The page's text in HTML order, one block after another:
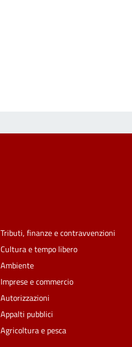
Tributi, finanze e contravvenzioni
Cultura e tempo libero
Ambiente
Imprese e commercio
Autorizzazioni
Appalti pubblici
Agricoltura e pesca